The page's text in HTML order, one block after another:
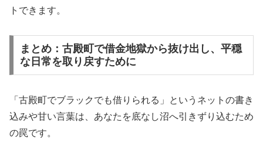
トできます。
まとめ：古殿町で借金地獄から抜け出し、平穏
な日常を取り戻すために
「古殿町でブラックでも借りられる」というネットの書き
込みや甘い言葉は、あなたを底なし沼へ引きずり込むため
の罠です。